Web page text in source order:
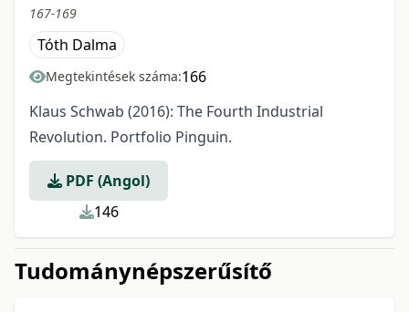
167-169
Tóth Dalma
Megtekintések száma:166
Klaus Schwab (2016): The Fourth Industrial
Revolution. Portfolio Pinguin.
PDF (Angol)
146
Tudománynépszerűsítő